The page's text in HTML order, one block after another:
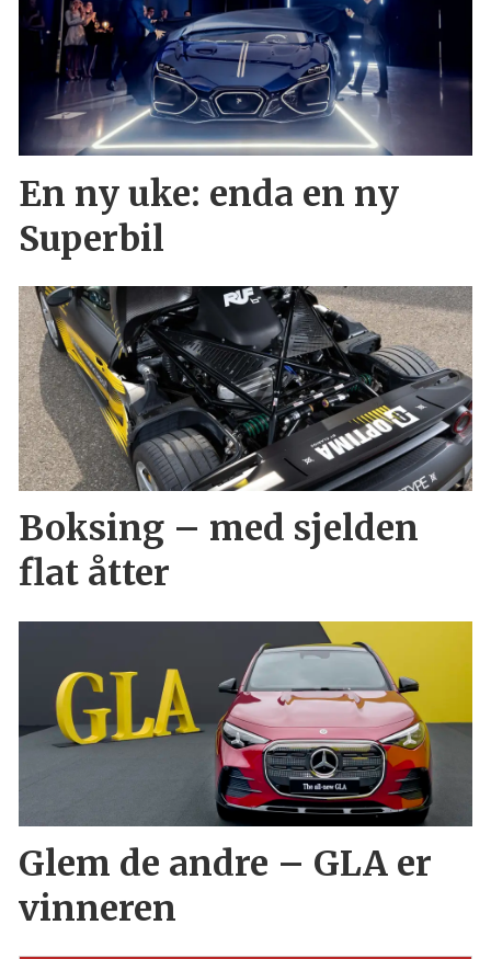
En ny uke: enda en ny
Superbil
Boksing – med sjelden
flat åtter
Glem de andre – GLA er
vinneren